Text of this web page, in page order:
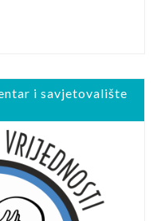
i savjetovalište